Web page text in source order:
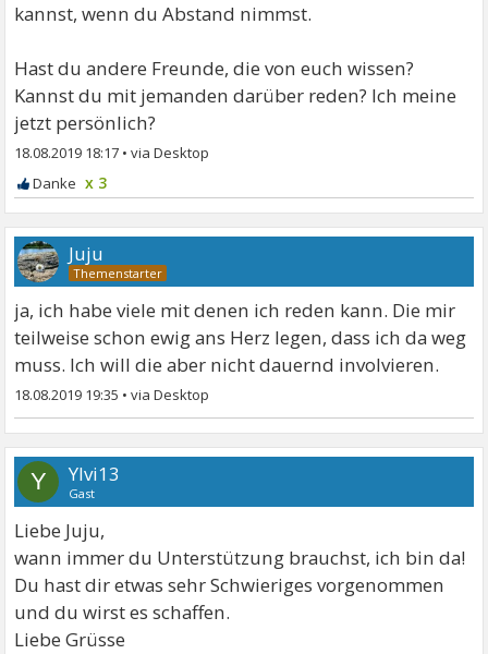
kannst, wenn du Abstand nimmst.
Hast du andere Freunde, die von euch wissen?
Kannst du mit jemanden darüber reden? Ich meine
jetzt persönlich?
18.08.2019 18:17 •
x 3
Juju
ja, ich habe viele mit denen ich reden kann. Die mir
teilweise schon ewig ans Herz legen, dass ich da weg
muss. Ich will die aber nicht dauernd involvieren.
18.08.2019 19:35 •
Y Ylvi13
Gast
Liebe Juju,
wann immer du Unterstützung brauchst, ich bin da!
Du hast dir etwas sehr Schwieriges vorgenommen
und du wirst es schaffen.
Liebe Grüsse